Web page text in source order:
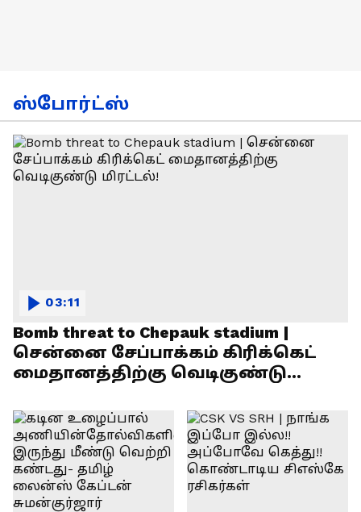
ஸ்போர்ட்ஸ்
Bomb threat to Chepauk stadium |
சென்னை சேப்பாக்கம் கிரிக்கெட்
மைதானத்திற்கு வெடிகுண்டு
03:11